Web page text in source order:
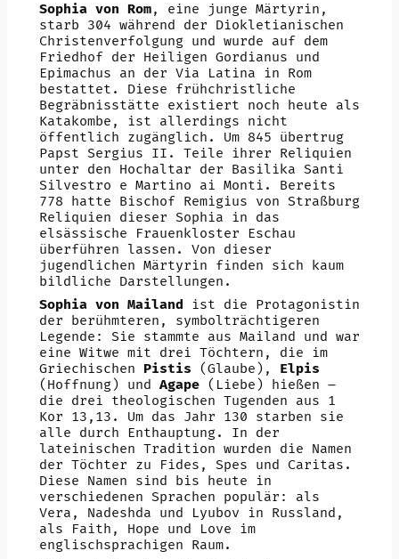
Sophia von Rom, eine junge Märtyrin,
starb 304 während der Diokletianischen
Christenverfolgung und wurde auf dem
Friedhof der Heiligen Gordianus und
Epimachus an der Via Latina in Rom
bestattet. Diese frühchristliche
Begräbnisstätte existiert noch heute als
Katakombe, ist allerdings nicht
öffentlich zugänglich. Um 845 übertrug
Papst Sergius II. Teile ihrer Reliquien
unter den Hochaltar der Basilika Santi
Silvestro e Martino ai Monti. Bereits
778 hatte Bischof Remigius von Straßburg
Reliquien dieser Sophia in das
elsässische Frauenkloster Eschau
überführen lassen. Von dieser
jugendlichen Märtyrin finden sich kaum
bildliche Darstellungen.
Sophia von Mailand ist die Protagonistin
der berühmteren, symbolträchtigeren
Legende: Sie stammte aus Mailand und war
eine Witwe mit drei Töchtern, die im
Griechischen Pistis (Glaube), Elpis
(Hoffnung) und Agape(Liebe) hießen –
die drei theologischen Tugenden aus 1
Kor 13,13. Um das Jahr 130 starben sie
alle durch Enthauptung. In der
lateinischen Tradition wurden die Namen
der Töchter zu Fides, Spes und Caritas.
Diese Namen sind bis heute in
verschiedenen Sprachen populär: als
Vera, Nadeshda und Lyubov in Russland,
als Faith, Hope und Love im
englischsprachigen Raum.